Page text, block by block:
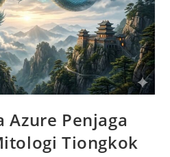
Azure Penjaga
Tiongkok